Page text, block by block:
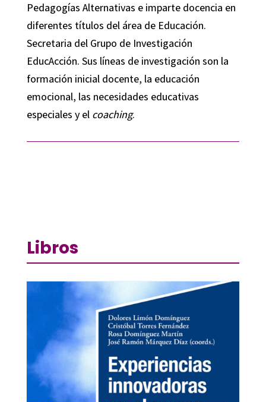
Pedagogías Alternativas e imparte docencia en
diferentes títulos del área de Educación.
Secretaria del Grupo de Investigación
EducAcción. Sus líneas de investigación son la
formación inicial docente, la educación
emocional, las necesidades educativas
especiales y el coaching.
Libros